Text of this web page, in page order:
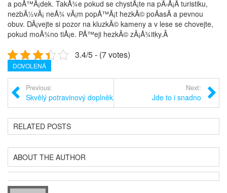
a poÅ™Ã¡dek. TakÅ¾e pokud se chystÃ¡te na pÄ›Å¡Ã­ turistiku,
nezbÃ½vÃ¡ neÅ¾ vÃ¡m popÅ™Ã¡t hezkÃ© poÄasÃ­ a pevnou
obuv. DÃ¡vejte si pozor na kluzkÃ© kameny a v lese se chovejte,
pokud moÅ¾no tiÅ¡e. PÅ™eji hezkÃ© zÃ¡Å¾itky.Â
3.4/5 - (7 votes)
DOVOLENÁ
Previous:
Skvělý potravinový doplněk
Next:
Jde to i snadno
RELATED POSTS
ABOUT THE AUTHOR